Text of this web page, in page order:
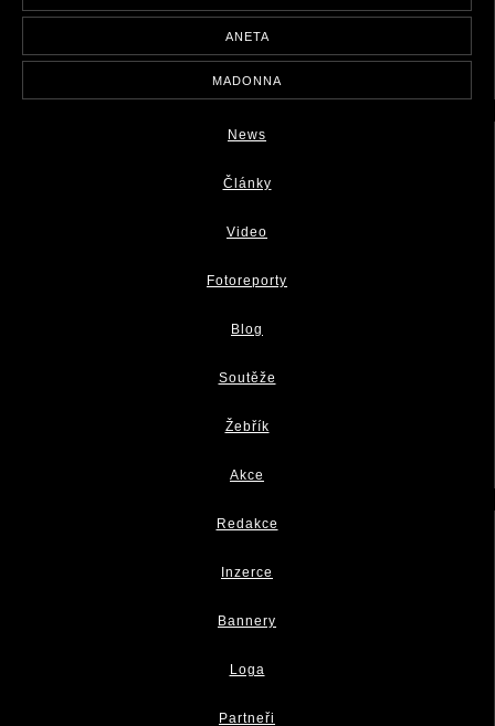
ANETA
MADONNA
News
Články
Video
Fotoreporty
Blog
Soutěže
Žebřík
Akce
Redakce
Inzerce
Bannery
Loga
Partneři